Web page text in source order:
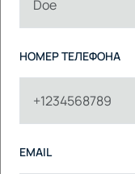
НОМЕР ТЕЛЕФОНА
EMAIL